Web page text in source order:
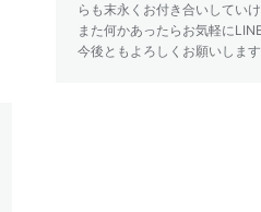
らも末永くお付き合いしてい
また何かあったらお気軽に
今後ともよろしくお願いします